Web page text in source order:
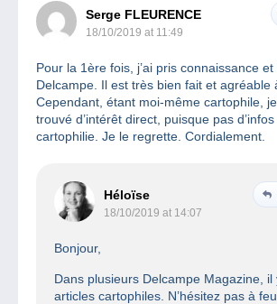
Serge FLEURENCE
18/10/2019 at 11:49
Pour la 1ère fois, j’ai pris connaissance
Delcampe. Il est très bien fait et agréable
Cependant, étant moi-même cartophile, je
trouvé d’intérêt direct, puisque pas
cartophilie. Je le regrette. Cordialement.
Héloïse
18/10/2019 at 14:07
Bonjour,
Dans plusieurs Delcampe Magazine, il
articles cartophiles. N’hésitez pas à